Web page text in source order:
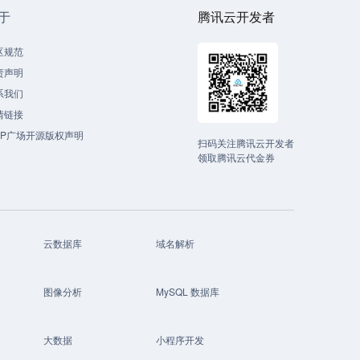
规范
声明
我们
链接
广场开源版权声明
腾讯云开发者
扫码关注腾讯云开发者
领取腾讯云代金券
云数据库 域名解析
图像分析 MySQL 数据库
大数据 小程序开发